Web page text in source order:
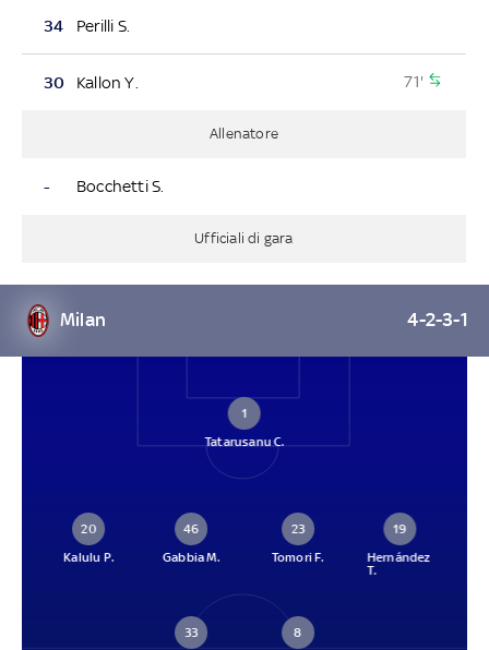
34 Perilli S.
30 Kallon Y. 71'
Allenatore
- Bocchetti S.
Ufficiali di gara
Milan 4-2-3-1
1
Tatarusanu C.
20
Kalulu P.
46
Gabbia M.
23
Tomori F.
19
Hernández
T.
33
8